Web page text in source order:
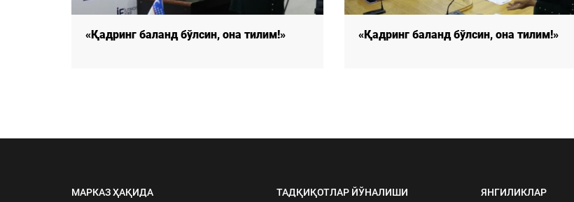
«Қадринг баланд бўлсин, она тилим!» «Қадринг баланд бўлсин, она тилим!»
МАРКАЗ ҲАҚИДА ТАДҚИҚОТЛАР ЙЎНАЛИШИ ЯНГИЛИКЛАР